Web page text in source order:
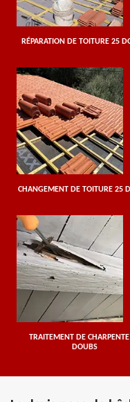
RÉPARATION DE TOITURE 25
CHANGEMENT DE TOITURE 25
TRAITEMENT DE
DOUBS